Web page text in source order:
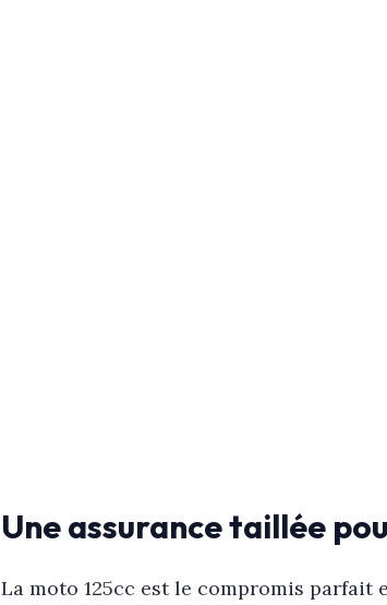
Une assurance taillée
La moto 125cc est le compromis